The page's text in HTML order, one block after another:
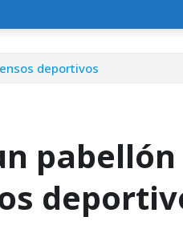
deportivos
pabellón